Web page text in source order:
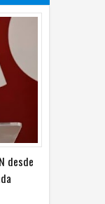
desde